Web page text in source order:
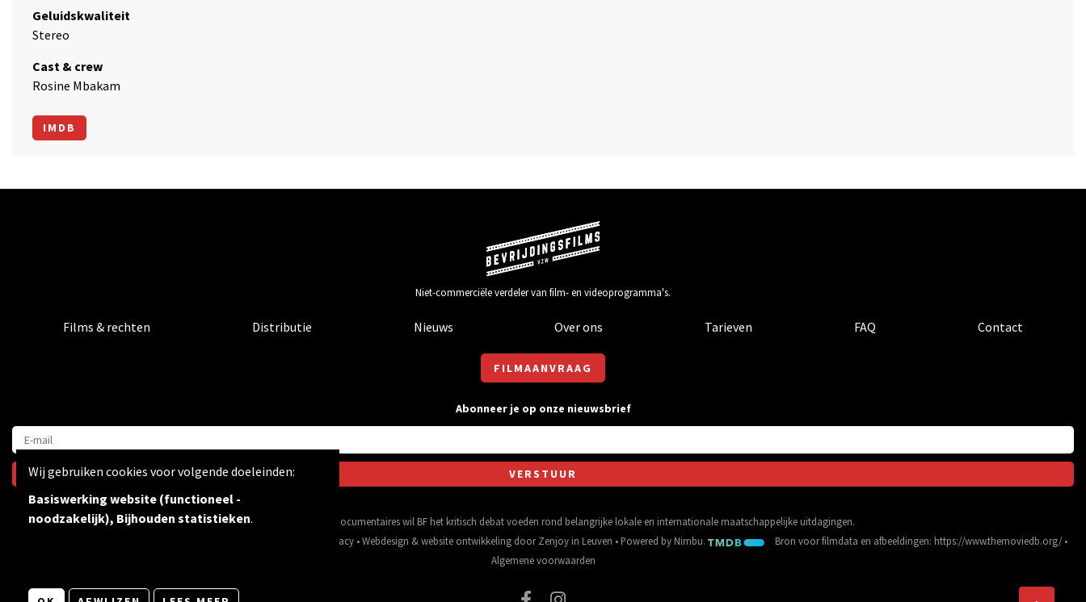
Geluidskwaliteit
Stereo
Cast & crew
Rosine Mbakam
IMDB
Niet-commerciële verdeler van film- en videoprogramma's.
Films & rechten Distributie Nieuws Over ons Tarieven FAQ Contact
FILMAANVRAAG
Abonneer je op onze nieuwsbrief
Via inspirerende films & documentaires wil BF het kritisch debat voeden rond belangrijke lokale en internationale maatschappelijke uitdagingen.
Privacy •Webdesign &website ontwikkeling doorZenjoy in Leuven • Powered by Nimbu. Bron voor filmdata en afbeeldingen: https://www.themoviedb.org/•
Algemene voorwaarden
Wij gebruiken cookies voor volgende doeleinden:
Basiswerking website (functioneel -
noodzakelijk), Bijhouden statistieken.